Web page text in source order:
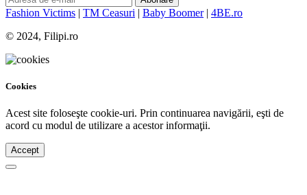
Fashion Victims | TM Ceasuri | Baby Boomer| 4BE.ro
© 2024, Filipi.ro
Cookies
Acest site foloseşte cookie-uri. Prin continuarea navigării, eşti de
acord cu modul de utilizare a acestor informaţii.
Accept